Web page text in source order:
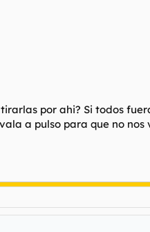
por ahi? Si todos
a pulso para que no nos